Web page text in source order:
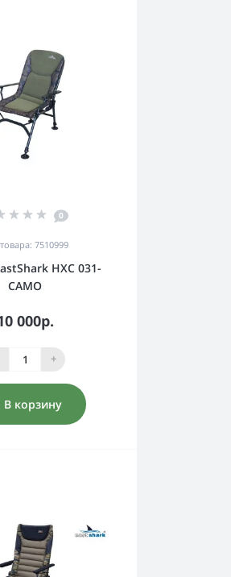
0
7510999
HXC 031-
CAMO
000р.
+
В корзину